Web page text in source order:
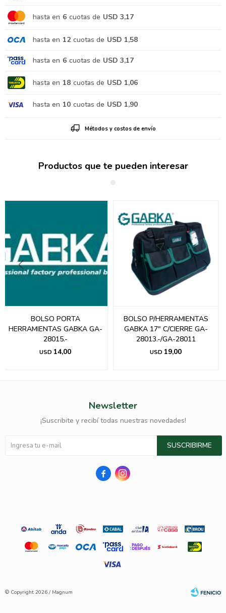
hasta en 6 cuotas de USD 3,17
hasta en 12 cuotas de USD 1,58
hasta en 6 cuotas de USD 3,17
hasta en 18 cuotas de USD 1,06
hasta en 10 cuotas de USD 1,90
Métodos y costos de envío
Productos que te pueden interesar
BOLSO PORTA
HERRAMIENTAS GABKA GA-
28015.-
USD 14,00
BOLSO P/HERRAMIENTAS
GABKA 17" C/CIERRE GA-
28013.-/GA-28011
USD 19,00
Newsletter
¡Suscribite y recibí todas nuestras novedades!
SUSCRIBIRME
 
© Copyright 2026 / Magnum